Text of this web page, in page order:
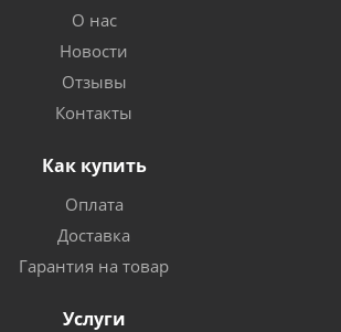
О нас
Новости
Отзывы
Контакты
Как купить
Оплата
Доставка
Гарантия на товар
Услуги